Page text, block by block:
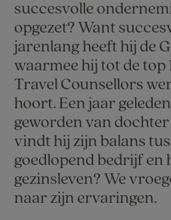
succesvolle
opgezet? Want
jarenlang heeft hij de
waarmee hij tot de top
Travel Counsellors
hoort. Een jaar
geworden van dochter
vindt hij zijn balans
goedlopend bedrijf en
gezinsleven? We
naar zijn ervaringen.